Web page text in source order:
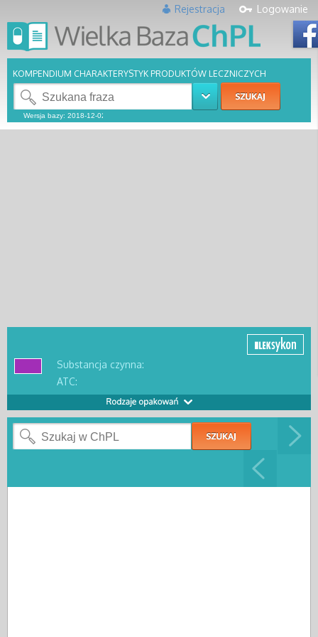
Logowanie
Rejestracja
KOMPENDIUM CHARAKTERYSTYK PRODUKTÓW LECZNICZYCH
Substancja czynna:
ATC: